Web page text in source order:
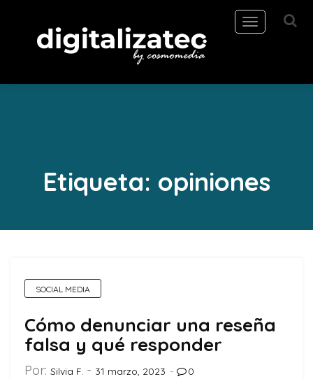
Toggle
navigation
Etiqueta: opiniones
SOCIAL MEDIA
Cómo denunciar una reseña
falsa y qué responder
Por: Silvia F. 31 marzo, 2023 0